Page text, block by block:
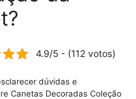
4.9/5 - (112 votos)
dúvidas e
Canetas Decoradas Coleção